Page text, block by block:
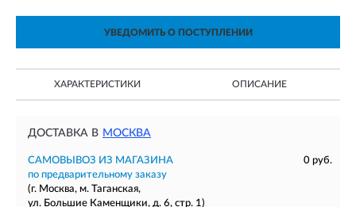
УВЕДОМИТЬ О ПОСТУПЛЕНИИ
ХАРАКТЕРИСТИКИ ОПИСАНИЕ
ДОСТАВКА В МОСКВА
САМОВЫВОЗ ИЗ МАГАЗИНА
0 руб.
по предварительному заказу
(г. Москва, м. Таганская,
ул. Большие Каменщики, д. 6, стр. 1)